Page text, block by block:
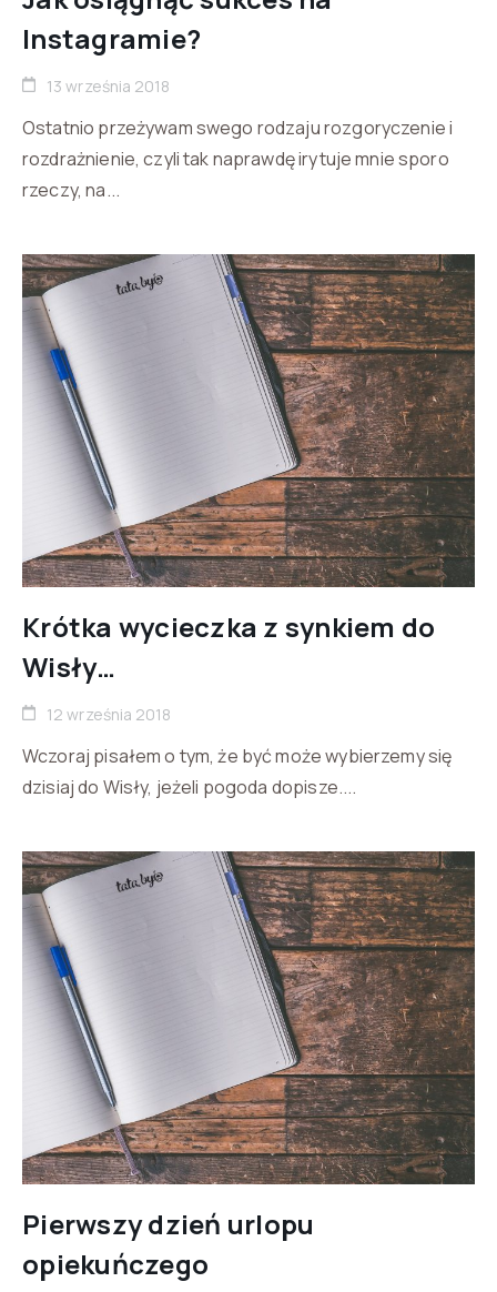
Instagramie?
13 września 2018
Ostatnio przeżywam swego rodzaju rozgoryczenie i
rozdrażnienie, czyli tak naprawdę irytuje mnie sporo
rzeczy, na...
Krótka wycieczka z synkiem do
Wisły…
12 września 2018
Wczoraj pisałem o tym, że być może wybierzemy się
dzisiaj do Wisły, jeżeli pogoda dopisze....
Pierwszy dzień urlopu
opiekuńczego